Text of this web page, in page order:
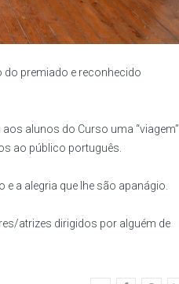
do premiado e reconhecido
alunos do Curso uma “viagem”
ao público português.
a alegria que lhe são apanágio.
atrizes dirigidos por alguém de